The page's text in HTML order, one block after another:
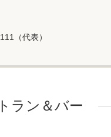
（代表）
ラン＆バー